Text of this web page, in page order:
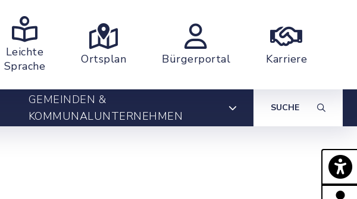
Leichte
Sprache
Ortsplan Bürgerportal Karriere
GEMEINDEN &
KOMMUNALUNTERNEHMEN
SUCHE